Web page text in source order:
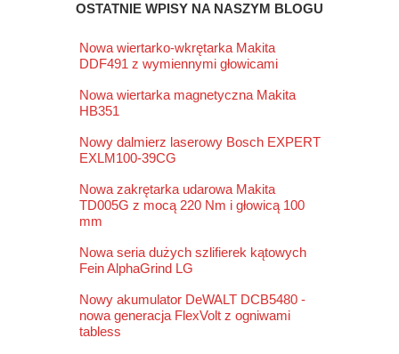
OSTATNIE WPISY NA NASZYM BLOGU
Nowa wiertarko-wkrętarka Makita
DDF491 z wymiennymi głowicami
Nowa wiertarka magnetyczna Makita
HB351
Nowy dalmierz laserowy Bosch EXPERT
EXLM100-39CG
Nowa zakrętarka udarowa Makita
TD005G z mocą 220 Nm i głowicą 100
mm
Nowa seria dużych szlifierek kątowych
Fein AlphaGrind LG
Nowy akumulator DeWALT DCB5480 -
nowa generacja FlexVolt z ogniwami
tabless